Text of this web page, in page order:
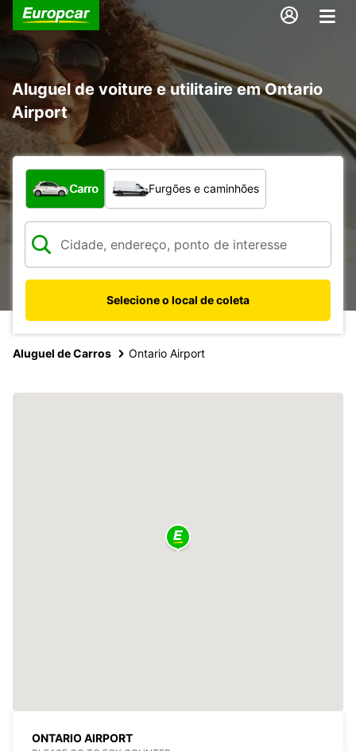
Aluguel de voiture e utilitaire em Ontario
Airport
Qual tipo de veículo?
Carro Furgões e caminhões
Selecione o local de coleta
Aluguel de Carros Ontario Airport
ONTARIO AIRPORT